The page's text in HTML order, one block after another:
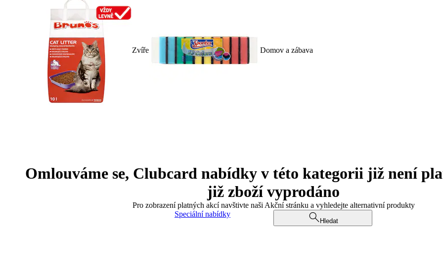
Zvíře Domov a zábava
Omlouváme se, Clubcard nabídky v této kategorii již není
již zboží vyprodáno
Pro zobrazení platných akcí navštivte naši Akční stránku a vyhledejte alternativní produkty
Speciální nabídky
Hledat